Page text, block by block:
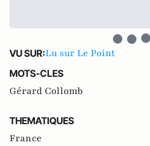
VU SUR:Lu sur Le Point
MOTS-CLES
Gérard Collomb
THEMATIQUES
France